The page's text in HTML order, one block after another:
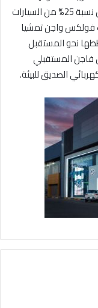
وضعت الخطط المستقبلية ليكون ما لا يقل عن نسبة 25% من السيارات
بحلول عام 2030، لذلك فولكس واجن تمشيا
خططها نحو المستقبل
فاجن المستقبلي
الصديق للبيئة.